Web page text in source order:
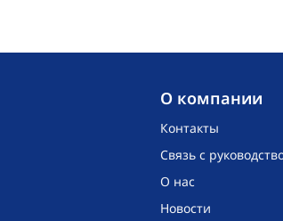
O компании
Контакты
Связь с
О нас
Новости